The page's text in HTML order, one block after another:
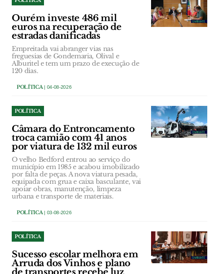
Ourém investe 486 mil
euros na recuperação de
estradas danificadas
Empreitada vai abranger vias nas
freguesias de Gondemaria, Olival e
Alburitel e tem um prazo de execução de
120 dias.
POLÍTICA| 04-08-2026
POLÍTICA
Câmara do Entroncamento
troca camião com 41 anos
por viatura de 132 mil euros
O velho Bedford entrou ao serviço do
município em 1985 e acabou imobilizado
por falta de peças. A nova viatura pesada,
equipada com grua e caixa basculante, vai
apoiar obras, manutenção, limpeza
urbana e transporte de materiais.
POLÍTICA| 03-08-2026
POLÍTICA
Sucesso escolar melhora em
Arruda dos Vinhos e plano